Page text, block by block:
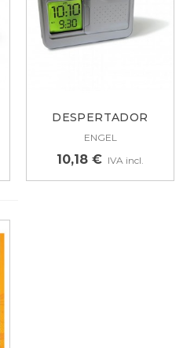
DESPERTADOR
DIGITAL LCD CON...
ENGEL
10,18 € IVA incl.